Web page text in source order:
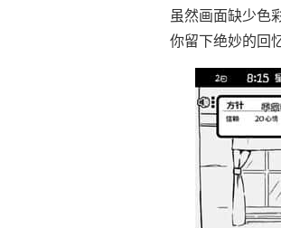
虽然画面缺少色
你留下绝妙的回忆